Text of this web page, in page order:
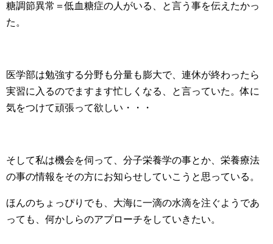
糖調節異常＝低血糖症の人がいる、と言う事を伝えたかっ
た。
医学部は勉強する分野も分量も膨大で、連休が終わったら
実習に入るのでますます忙しくなる、と言っていた。体に
気をつけて頑張って欲しい・・・
そして私は機会を伺って、分子栄養学の事とか、栄養療法
の事の情報をその方にお知らせしていこうと思っている。
ほんのちょっぴりでも、大海に一滴の水滴を注ぐようであ
っても、何かしらのアプローチをしていきたい。